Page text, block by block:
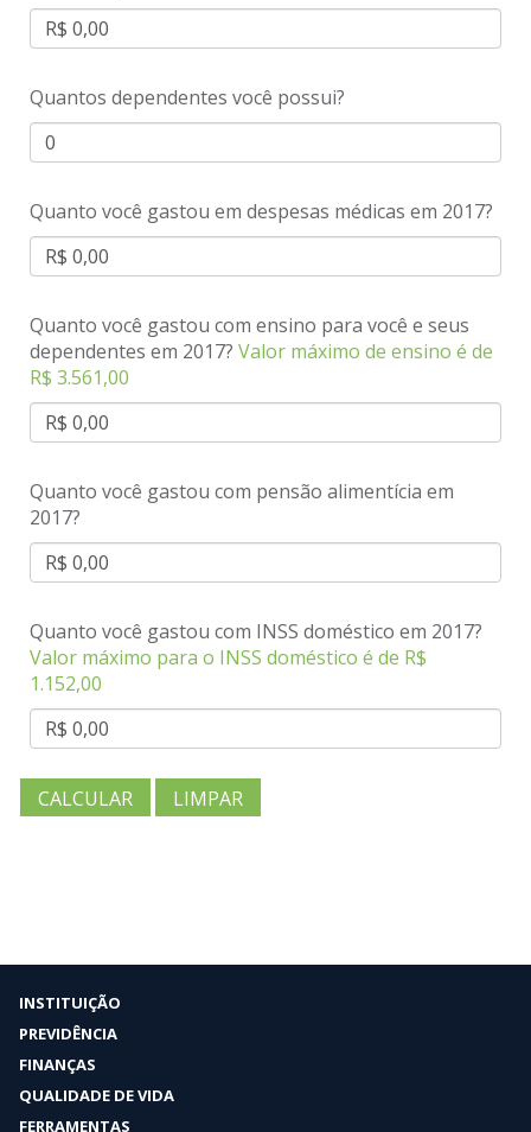
Quantos dependentes você possui?
Quanto você gastou em despesas médicas em 2017?
Quanto você gastou com ensino para você e seus
dependentes em 2017? Valor máximo de ensino é de
R$ 3.561,00
Quanto você gastou com pensão alimentícia em
2017?
Quanto você gastou com INSS doméstico em 2017?
Valor máximo para o INSS doméstico é de R$
1.152,00
CALCULAR LIMPAR
INSTITUIÇÃO
PREVIDÊNCIA
FINANÇAS
QUALIDADE DE VIDA
FERRAMENTAS